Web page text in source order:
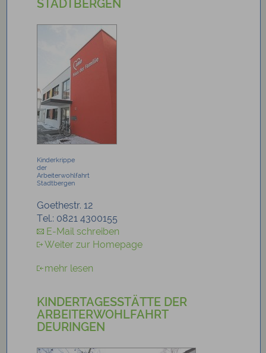
STADTBERGEN
Kinderkrippe
der
Arbeiterwohlfahrt
Stadtbergen
Goethestr. 12
Tel.: 0821 4300155
E-Mail schreiben
Weiter zur Homepage
mehr lesen
KINDERTAGESSTÄTTE DER
ARBEITERWOHLFAHRT
DEURINGEN